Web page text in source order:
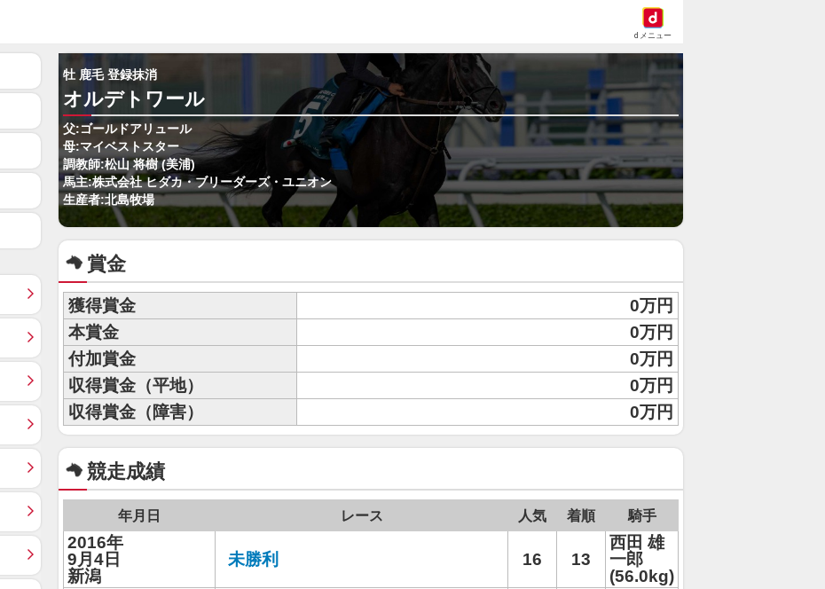
dメニュー
牡 鹿毛 登録抹消
オルデトワール
父:ゴールドアリュール
母:マイベストスター
調教師:松山 将樹 (美浦)
馬主:株式会社 ヒダカ・ブリーダーズ・ユニオン
生産者:北島牧場
賞金
獲得賞金
0万円
本賞金
0万円
付加賞金
0万円
収得賞金（平地）
0万円
収得賞金（障害）
0万円
競走成績
年月日 レース 人気 着順 騎手
2016年
9月4日
新潟
未勝利 16 13
西田 雄
一郎
(56.0kg)